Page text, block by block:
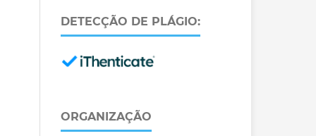
DETECÇÃO DE PLÁGIO:
ORGANIZAÇÃO